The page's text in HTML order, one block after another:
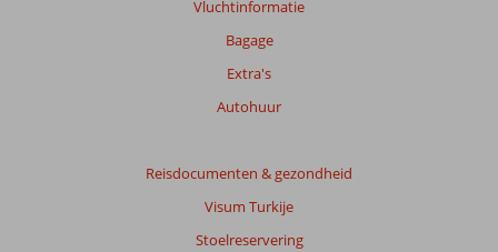
Vluchtinformatie
Bagage
Extra's
Autohuur
Reisdocumenten & gezondheid
Visum Turkije
Stoelreservering